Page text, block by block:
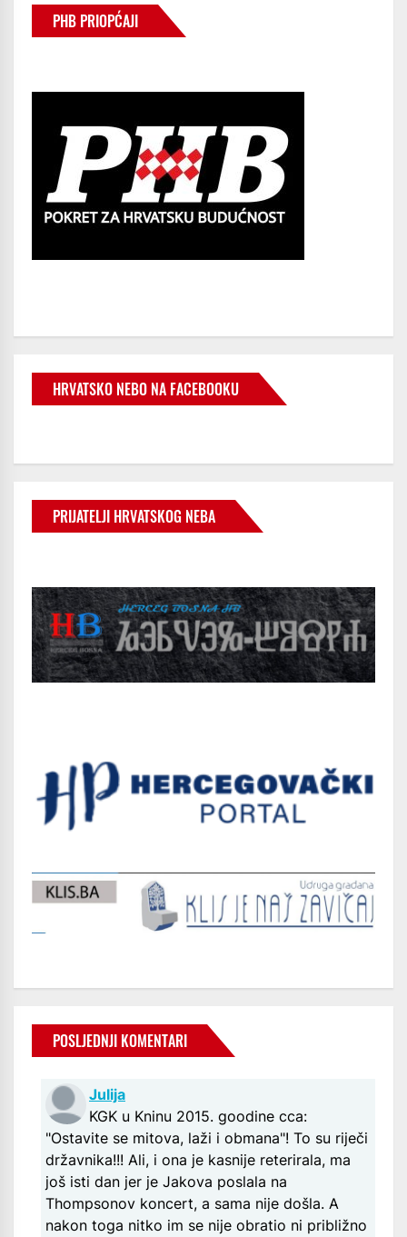
PHB PRIOPĆAJI
HRVATSKO NEBO NA FACEBOOKU
PRIJATELJI HRVATSKOG NEBA
POSLJEDNJI KOMENTARI
Julija
KGK u Kninu 2015. goodine cca:
"Ostavite se mitova, laži i obmana"! To su riječi
državnika!!! Ali, i ona je kasnije reterirala, ma
još isti dan jer je Jakova poslala na
Thompsonov koncert, a sama nije došla. A
nakon toga nitko im se nije obratio ni približno